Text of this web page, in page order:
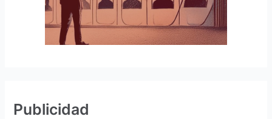
Publicidad